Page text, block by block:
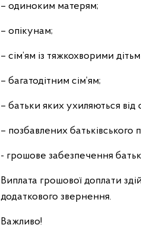
– одиноким матерям;
– опікунам;
– сім’ям із тяжкохворими
– багатодітним сім’ям;
– батьки яких ухиляються
– позбавлених батьківського
- грошове забезпечення
Виплата грошової доплати
додаткового звернення.
Важливо!